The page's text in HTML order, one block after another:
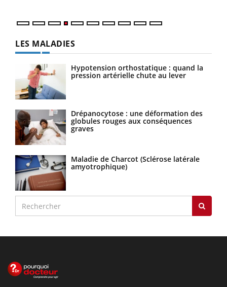
LES MALADIES
Hypotension orthostatique : quand la
pression artérielle chute au lever
Drépanocytose : une déformation des
globules rouges aux conséquences
graves
Maladie de Charcot (Sclérose latérale
amyotrophique)